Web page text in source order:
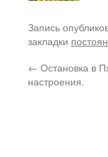
Запись
закладки
← Остановка в
настроения.